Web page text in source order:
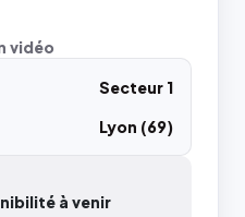
vidéo
Secteur 1
Lyon (69)
à venir